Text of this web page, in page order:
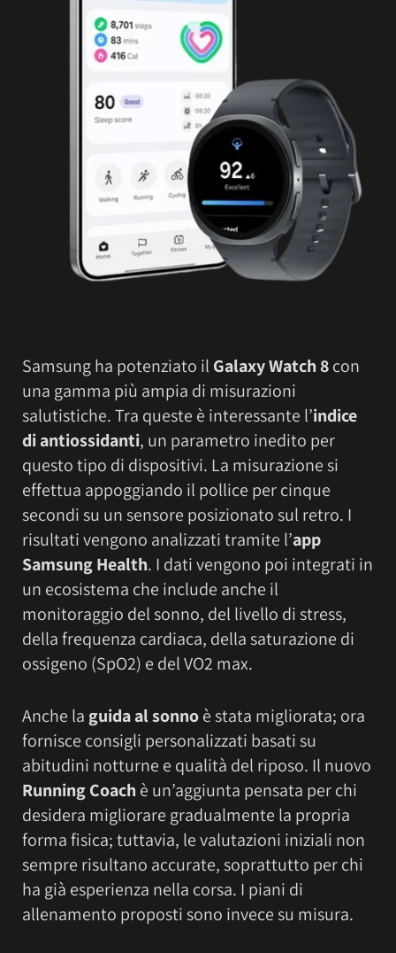
Samsung ha potenziato il Galaxy Watch 8con
una gamma più ampia di misurazioni
salutistiche. Tra queste è interessante l’indice
di antiossidanti, un parametro inedito per
questo tipo di dispositivi. La misurazione si
effettua appoggiando il pollice per cinque
secondi su un sensore posizionato sul retro. I
risultati vengono analizzati tramite l’app
Samsung Health. I dati vengono poi integrati in
un ecosistema che include anche il
monitoraggio del sonno, del livello di stress,
della frequenza cardiaca, della saturazione di
ossigeno (SpO2) e del VO2 max.
Anche la guida al sonnoè stata migliorata; ora
fornisce consigli personalizzati basati su
abitudini notturne e qualità del riposo. Il nuovo
Running Coachè un’aggiunta pensata per chi
desidera migliorare gradualmente la propria
forma fisica; tuttavia, le valutazioni iniziali non
sempre risultano accurate, soprattutto per chi
ha già esperienza nella corsa. I piani di
allenamento proposti sono invece su misura.